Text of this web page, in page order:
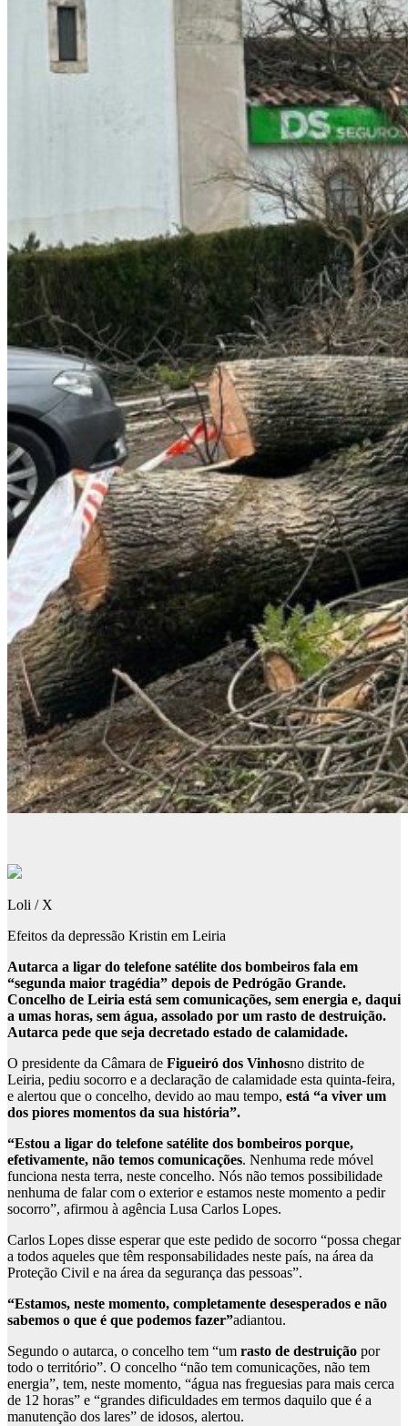
Loli / X
Efeitos da depressão Kristin em Leiria
Autarca a ligar do telefone satélite dos bombeiros fala em
“segunda maior tragédia” depois de Pedrógão Grande.
Concelho de Leiria está sem comunicações, sem energia e, daqui
a umas horas, sem água, assolado por um rasto de destruição.
Autarca pede que seja decretado estado de calamidade.
O presidente da Câmara de Figueiró dos Vinhosno distrito de
Leiria, pediu socorro e a declaração de calamidade esta quinta-feira,
e alertou que o concelho, devido ao mau tempo, está “a viver um
dos piores momentos da sua história”.
“Estou a ligar do telefone satélite dos bombeiros porque,
efetivamente, não temos comunicações. Nenhuma rede móvel
funciona nesta terra, neste concelho. Nós não temos possibilidade
nenhuma de falar com o exterior e estamos neste momento a pedir
socorro”, afirmou à agência Lusa Carlos Lopes.
Carlos Lopes disse esperar que este pedido de socorro “possa chegar
a todos aqueles que têm responsabilidades neste país, na área da
Proteção Civil e na área da segurança das pessoas”.
“Estamos, neste momento, completamente desesperados e não
sabemos o que é que podemos fazer”adiantou.
Segundo o autarca, o concelho tem “um rasto de destruição por
todo o território”. O concelho “não tem comunicações, não tem
energia”, tem, neste momento, “água nas freguesias para mais cerca
de 12 horas” e “grandes dificuldades em termos daquilo que é a
manutenção dos lares” de idosos, alertou.